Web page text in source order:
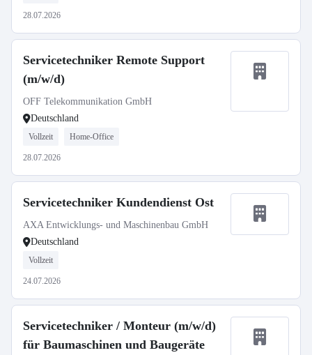
28.07.2026
Servicetechniker Remote Support
(m/w/d)
OFF Telekommunikation GmbH
Deutschland
Vollzeit Home-Office
28.07.2026
Servicetechniker Kundendienst Ost
AXA Entwicklungs- und Maschinenbau GmbH
Deutschland
Vollzeit
24.07.2026
Servicetechniker / Monteur (m/w/d)
für Baumaschinen und Baugeräte